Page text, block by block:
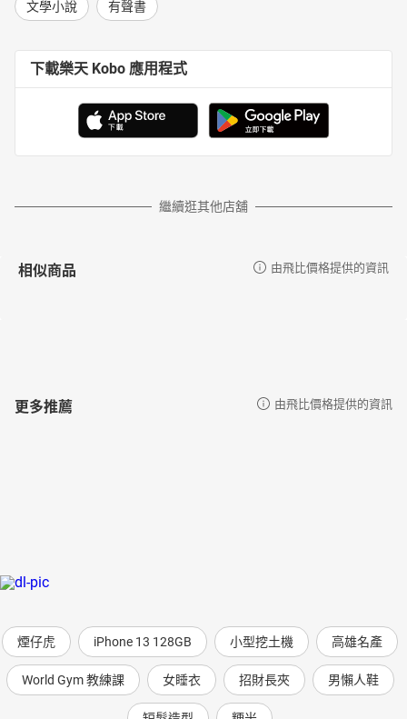
文學小說 有聲書
下載樂天 Kobo 應用程式
繼續逛其他店舖
相似商品 由飛比價格提供的資訊
更多推薦 由飛比價格提供的資訊
煙仔虎 iPhone 13 128GB 小型挖土機 高雄名產
World Gym 教練課 女睡衣 招財長夾 男懶人鞋